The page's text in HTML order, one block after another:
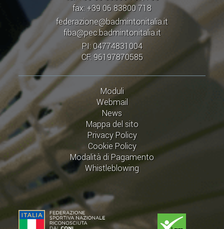
fax: +39 06 83800 718
federazione@badmintonitalia.it
fiba@pec.badmintonitalia.it
PI: 04774831004
CF: 96197870585
Moduli
Webmail
News
Mappa del sito
Privacy Policy
Cookie Policy
Modalità di Pagamento
Whistleblowing